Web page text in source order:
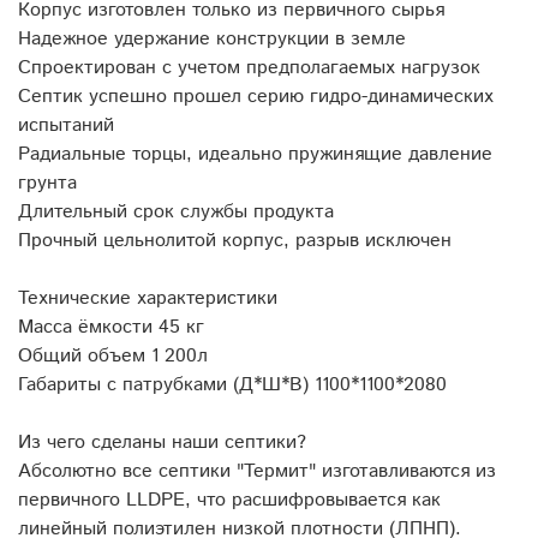
Корпус изготовлен только из первичного сырья
Надежное удержание конструкции в земле
Спроектирован с учетом предполагаемых нагрузок
Септик успешно прошел серию гидро-динамических
испытаний
Радиальные торцы, идеально пружинящие давление
грунта
Длительный срок службы продукта
Прочный цельнолитой корпус, разрыв исключен
Технические характеристики
Масса ёмкости 45 кг
Общий объем 1 200л
Габариты с патрубками (Д*Ш*В) 1100*1100*2080
Из чего сделаны наши септики?
Абсолютно все септики "Термит" изготавливаются из
первичного LLDPE, что расшифровывается как
линейный полиэтилен низкой плотности (ЛПНП).